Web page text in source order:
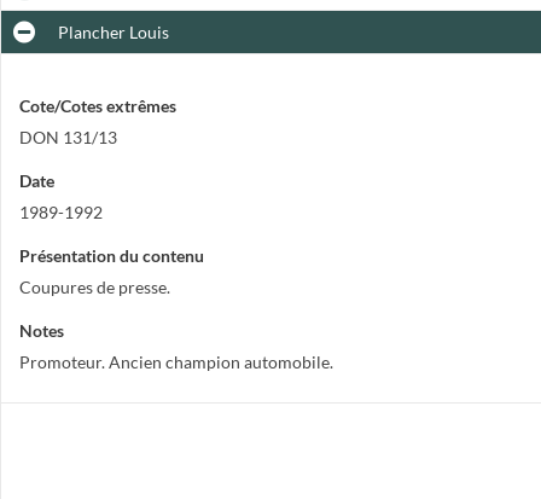
Plancher Louis
Cote/Cotes extrêmes
DON 131/13
Date
1989-1992
Présentation du contenu
Coupures de presse.
Notes
Promoteur. Ancien champion automobile.